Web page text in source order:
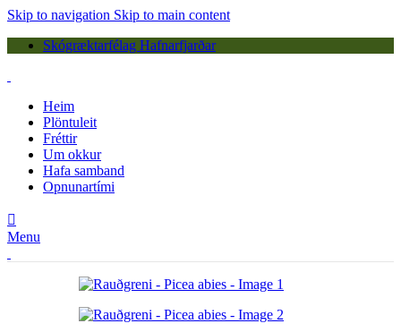
Skip to navigation Skip to main content
Skógræktarfélag Hafnarfjarðar
Heim
Plöntuleit
Fréttir
Um okkur
Hafa samband
Opnunartími
Menu